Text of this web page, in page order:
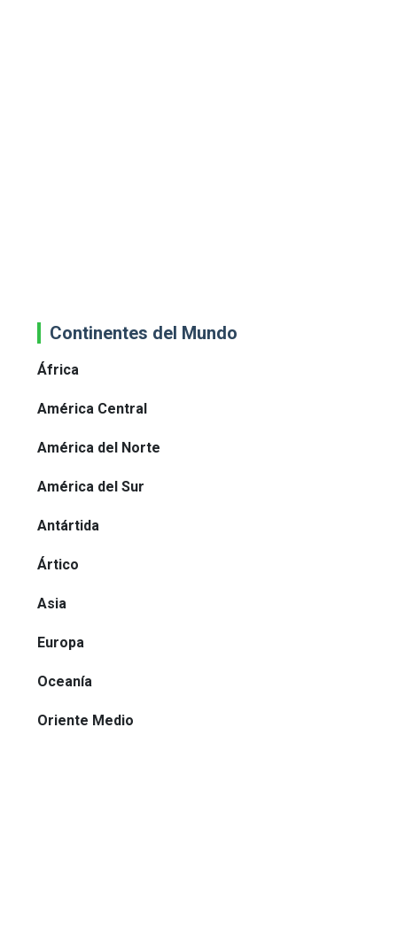
Continentes del Mundo
África
América Central
América del Norte
América del Sur
Antártida
Ártico
Asia
Europa
Oceanía
Oriente Medio